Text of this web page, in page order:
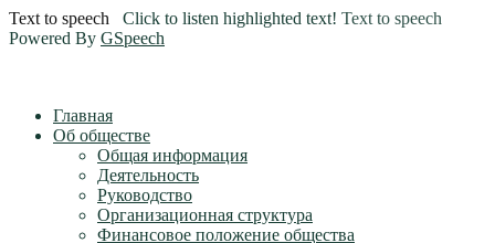
Text to speech Click to listen highlighted text! Text to speech
Powered By GSpeech
Главная
Об обществе
Общая информация
Деятельность
Руководство
Организационная структура
Финансовое положение общества